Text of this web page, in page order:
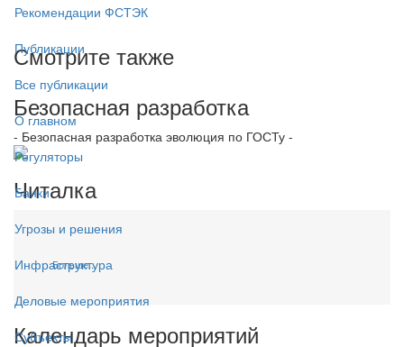
Рекомендации ФСТЭК
Публикации
Все публикации
О главном
Регуляторы
Банки
Угрозы и решения
Инфраструктура
Деловые мероприятия
Субъекты
Смотрите также
Безопасная разработка
- Безопасная разработка эволюция по ГОСТу -
Читалка
Больше...
Календарь мероприятий